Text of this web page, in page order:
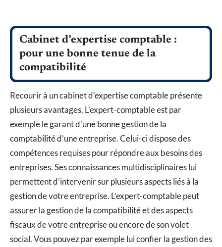
Cabinet d’expertise comptable :
pour une bonne tenue de la
compatibilité
Recourir à un cabinet d’expertise comptable présente
plusieurs avantages. L’expert-comptable est par
exemple le garant d’une bonne gestion de la
comptabilité d’une entreprise. Celui-ci dispose des
compétences requises pour répondre aux besoins des
entreprises. Ses connaissances multidisciplinaires lui
permettent d’intervenir sur plusieurs aspects liés à la
gestion de votre entreprise. L’expert-comptable peut
assurer la gestion de la compatibilité et des aspects
fiscaux de votre entreprise ou encore de son volet
social. Vous pouvez par exemple lui confier la gestion des